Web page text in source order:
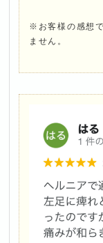
※お客様の感想
ません。